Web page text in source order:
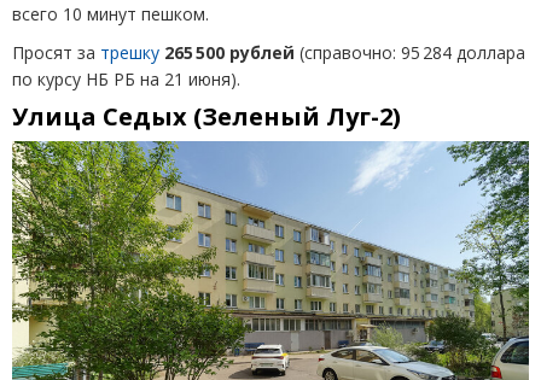
всего 10 минут пешком.
Просят за трешку 265 500 рублей (справочно: 95 284 доллара
по курсу НБ РБ на 21 июня).
Улица Седых (Зеленый Луг-2)